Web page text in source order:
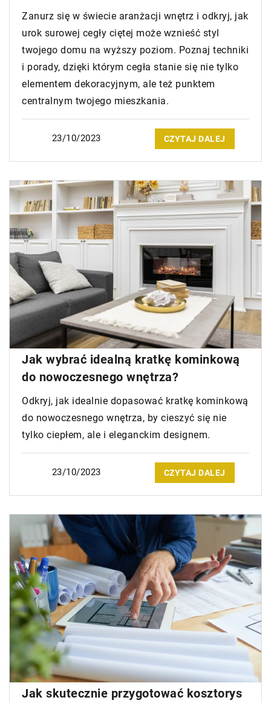
Zanurz się w świecie aranżacji wnętrz i odkryj, jak
urok surowej cegły ciętej może wznieść styl
twojego domu na wyższy poziom. Poznaj techniki
i porady, dzięki którym cegła stanie się nie tylko
elementem dekoracyjnym, ale też punktem
centralnym twojego mieszkania.
23/10/2023 CZYTAJ DALEJ
Jak wybrać idealną kratkę kominkową
do nowoczesnego wnętrza?
Odkryj, jak idealnie dopasować kratkę kominkową
do nowoczesnego wnętrza, by cieszyć się nie
tylko ciepłem, ale i eleganckim designem.
23/10/2023 CZYTAJ DALEJ
Jak skutecznie przygotować kosztorys